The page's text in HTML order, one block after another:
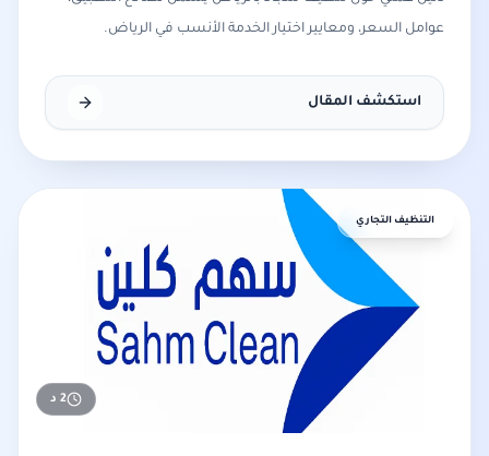
عوامل السعر، ومعايير اختيار الخدمة الأنسب في الرياض.
استكشف المقال
التنظيف التجاري
2 د